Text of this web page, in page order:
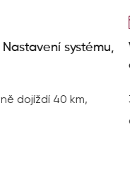
Vysvětlení 314Ah
dosahuje 8 000+
314Ah
dosahuje životnosti